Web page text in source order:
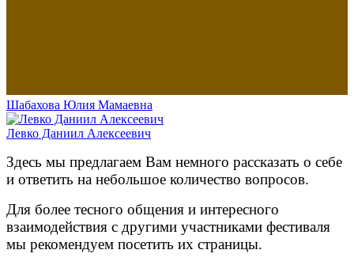
Шабахова Юлия Мамаевна
Левко Даниил Алексеевич
Здесь мы предлагаем Вам немного рассказать о себе
и ответить на небольшое количество вопросов.
Для более тесного общения и интересного
взаимодействия с другими участниками фестиваля
мы рекомендуем посетить их страницы.